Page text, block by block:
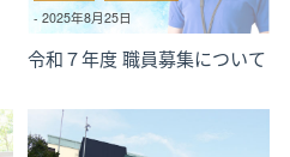
-2025年8月25日
令和７年度 職員募集について